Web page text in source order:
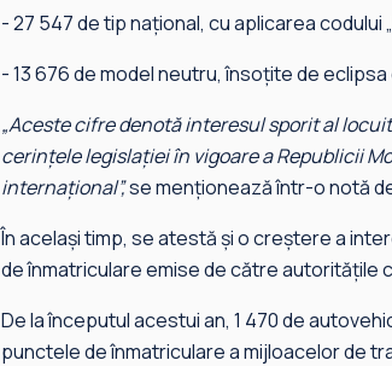
- 27 547 de tip național, cu aplicarea codului
- 13 676 de model neutru, însoțite de eclipsa
„Aceste cifre denotă interesul sporit al
cerințele legislației în vigoare a Republicii
internațional”,se menționează într-o notă
În același timp, se atestă și o creștere a
de înmatriculare emise de către autoritățile
De la începutul acestui an, 1 470 de
punctele de înmatriculare a mijloacelor de